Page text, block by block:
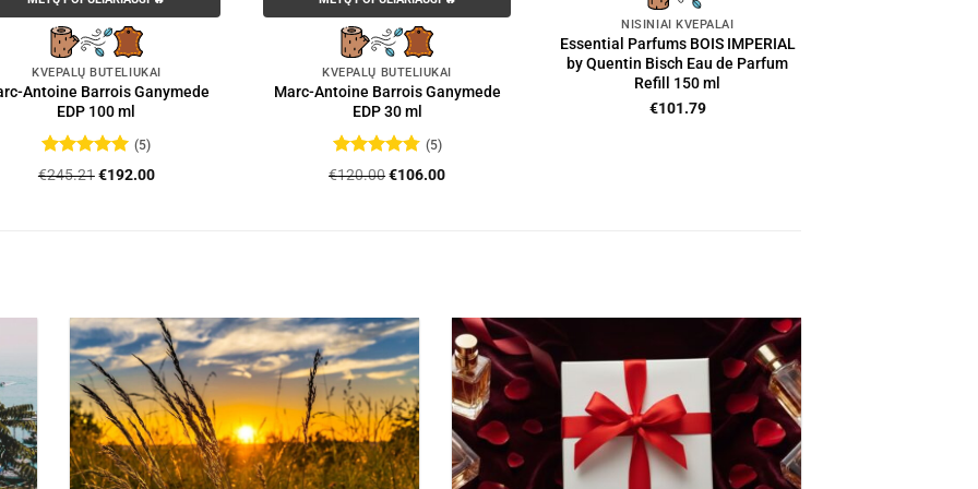
KVEPALŲ BUTELIUKAI
Antoine Barrois Ganymede
EDP 100 ml
Įvertinimas:
(5)
€245.21Original
€192.00Current
KVEPALŲ BUTELIUKAI
Marc-Antoine Barrois Ganymede
EDP 30 ml
Įvertinimas:
(5)
€120.00Original
€106.00Current
NIŠINIAI KVEPALAI
Essential Parfums BOIS IMPERIAL
by Quentin Bisch Eau de Parfum
Refill 150 ml
€101.79